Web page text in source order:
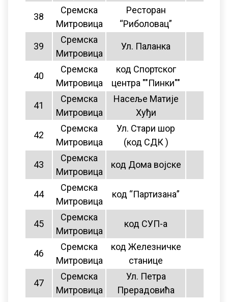
38
Сремска
Митровица
Ресторан
“Риболовац”
39
Сремска
Митровица
Ул. Паланка
40
Сремска
Митровица
код Спортског
центра ""Пинки""
41
Сремска
Митровица
Насеље Матије
Хуђи
42
Сремска
Митровица
Ул. Стари шор
(код СДК )
43
Сремска
Митровица
код Дома војске
44
Сремска
Митровица
код “Партизана”
45
Сремска
Митровица
код СУП-а
46
Сремска
Митровица
код Железничке
станице
47
Сремска
Митровица
Ул. Петра
Прерадовића